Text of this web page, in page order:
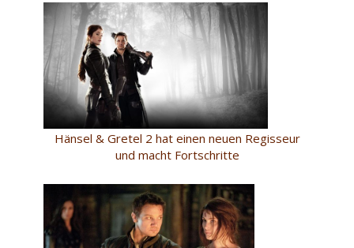
Hänsel & Gretel 2 hat einen neuen Regisseur
und macht Fortschritte